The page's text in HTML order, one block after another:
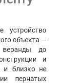
устройство
объекта —
веранды до
и
и близко не
пернатых